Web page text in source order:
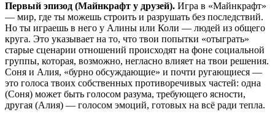
Первый эпизод (Майнкрафт у друзей). Игра в «Майнкрафт»
— мир, где ты можешь строить и разрушать без последствий.
Но ты играешь в него у Алины или Коли — людей из общего
круга. Это указывает на то, что твои попытки «отыграть»
старые сценарии отношений происходят на фоне социальной
группы, которая, возможно, негласно влияет на твои решения.
Соня и Алия, «бурно обсуждающие» и почти ругающиеся —
это голоса твоих собственных противоречивых частей: одна
(Соня) может быть голосом разума, требующего ясности,
другая (Алия) — голосом эмоций, готовых на всё ради тепла.